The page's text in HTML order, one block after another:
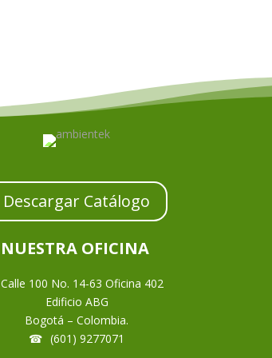
Descargar Catálogo
NUESTRA OFICINA
Calle 100 No. 14-63 Oficina 402
Edificio ABG
Bogotá – Colombia.
☎ (601) 9277071